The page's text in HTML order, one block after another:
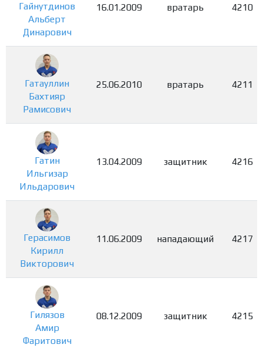
Гайнутдинов
Альберт
Динарович
16.01.2009 вратарь 4210
Гатауллин
Бахтияр
Рамисович
25.06.2010 вратарь 4211
Гатин
Ильгизар
Ильдарович
13.04.2009 защитник 4216
Герасимов
Кирилл
Викторович
11.06.2009 нападающий 4217
Гилязов
Амир
Фаритович
08.12.2009 защитник 4215